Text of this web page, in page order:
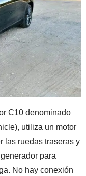
C10 denominado
utiliza un motor
las ruedas traseras y
para
No hay conexión